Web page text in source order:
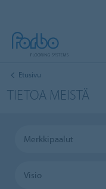
Etusivu
TIETOA MEISTÄ
Merkkipaalut
Visio